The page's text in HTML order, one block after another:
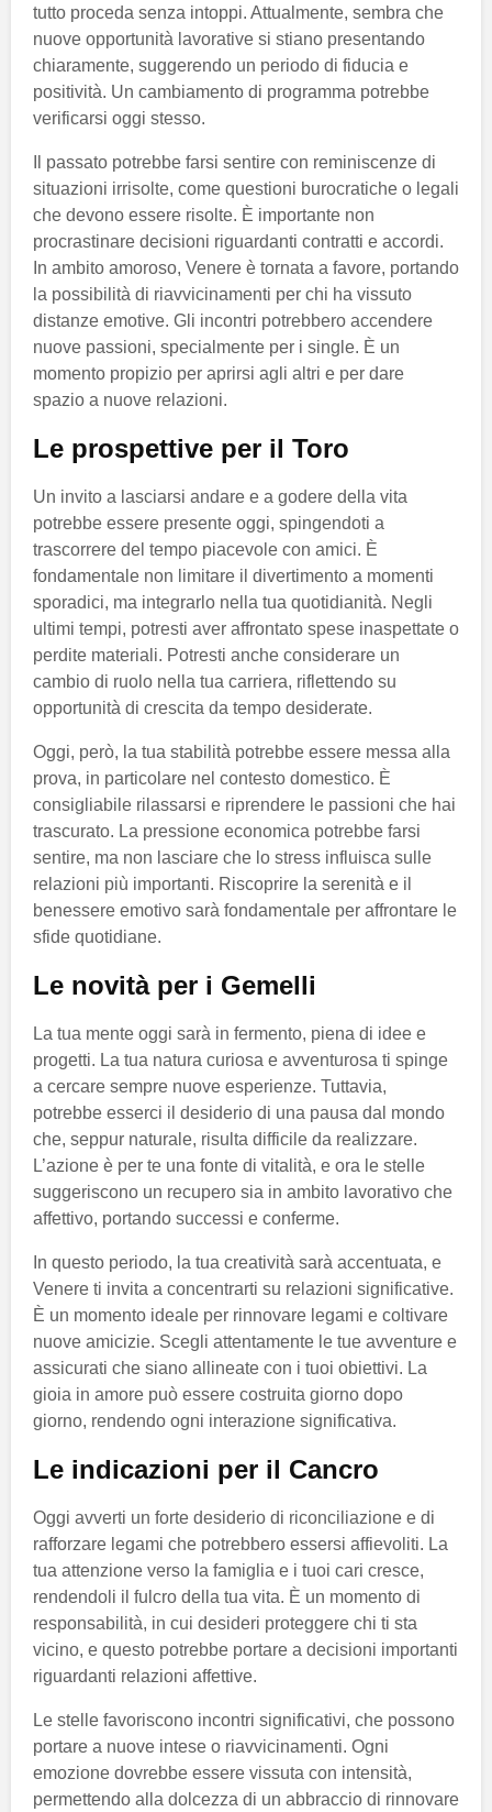
tutto proceda senza intoppi. Attualmente, sembra che
nuove opportunità lavorative si stiano presentando
chiaramente, suggerendo un periodo di fiducia e
positività. Un cambiamento di programma potrebbe
verificarsi oggi stesso.
Il passato potrebbe farsi sentire con reminiscenze di
situazioni irrisolte, come questioni burocratiche o legali
che devono essere risolte. È importante non
procrastinare decisioni riguardanti contratti e accordi.
In ambito amoroso, Venere è tornata a favore, portando
la possibilità di riavvicinamenti per chi ha vissuto
distanze emotive. Gli incontri potrebbero accendere
nuove passioni, specialmente per i single. È un
momento propizio per aprirsi agli altri e per dare
spazio a nuove relazioni.
Le prospettive per il Toro
Un invito a lasciarsi andare e a godere della vita
potrebbe essere presente oggi, spingendoti a
trascorrere del tempo piacevole con amici. È
fondamentale non limitare il divertimento a momenti
sporadici, ma integrarlo nella tua quotidianità. Negli
ultimi tempi, potresti aver affrontato spese inaspettate o
perdite materiali. Potresti anche considerare un
cambio di ruolo nella tua carriera, riflettendo su
opportunità di crescita da tempo desiderate.
Oggi, però, la tua stabilità potrebbe essere messa alla
prova, in particolare nel contesto domestico. È
consigliabile rilassarsi e riprendere le passioni che hai
trascurato. La pressione economica potrebbe farsi
sentire, ma non lasciare che lo stress influisca sulle
relazioni più importanti. Riscoprire la serenità e il
benessere emotivo sarà fondamentale per affrontare le
sfide quotidiane.
Le novità per i Gemelli
La tua mente oggi sarà in fermento, piena di idee e
progetti. La tua natura curiosa e avventurosa ti spinge
a cercare sempre nuove esperienze. Tuttavia,
potrebbe esserci il desiderio di una pausa dal mondo
che, seppur naturale, risulta difficile da realizzare.
L’azione è per te una fonte di vitalità, e ora le stelle
suggeriscono un recupero sia in ambito lavorativo che
affettivo, portando successi e conferme.
In questo periodo, la tua creatività sarà accentuata, e
Venere ti invita a concentrarti su relazioni significative.
È un momento ideale per rinnovare legami e coltivare
nuove amicizie. Scegli attentamente le tue avventure e
assicurati che siano allineate con i tuoi obiettivi. La
gioia in amore può essere costruita giorno dopo
giorno, rendendo ogni interazione significativa.
Le indicazioni per il Cancro
Oggi avverti un forte desiderio di riconciliazione e di
rafforzare legami che potrebbero essersi affievoliti. La
tua attenzione verso la famiglia e i tuoi cari cresce,
rendendoli il fulcro della tua vita. È un momento di
responsabilità, in cui desideri proteggere chi ti sta
vicino, e questo potrebbe portare a decisioni importanti
riguardanti relazioni affettive.
Le stelle favoriscono incontri significativi, che possono
portare a nuove intese o riavvicinamenti. Ogni
emozione dovrebbe essere vissuta con intensità,
permettendo alla dolcezza di un abbraccio di rinnovare